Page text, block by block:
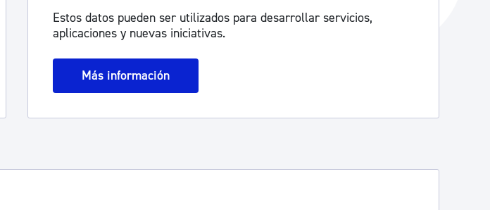
Estos datos pueden ser utilizados para desarrollar servicios,
aplicaciones y nuevas iniciativas.
Más información